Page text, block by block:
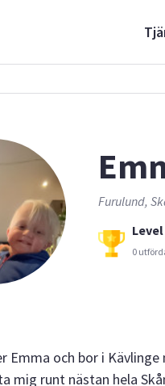
Furulund,
Level
0
Emma och bor i
mig runt nästan hela